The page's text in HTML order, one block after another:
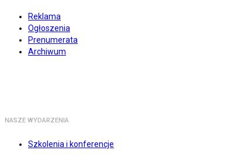
Reklama
Ogłoszenia
Prenumerata
Archiwum
NASZE WYDARZENIA
Szkolenia i konferencje